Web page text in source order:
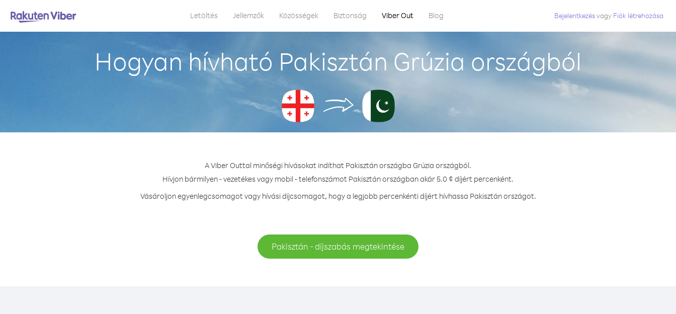
Letöltés Jellemzők Közösségek Biztonság Viber Out Blog Bejelentkezésvagy Fiók létrehozása
Hogyan hívható Pakisztán Grúzia országból
A Viber Outtal minőségi hívásokat indíthat Pakisztán országba Grúzia országból.
Hívjon bármilyen - vezetékes vagy mobil - telefonszámot Pakisztán országban akár 5.0 ¢ díjért percenként.
Vásároljon egyenlegcsomagot vagy hívási díjcsomagot, hogy a legjobb percenkénti díjért hívhassa Pakisztán országot.
Pakisztán - díjszabás megtekintése